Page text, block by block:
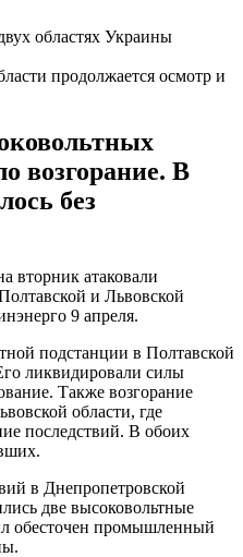
продолжается осмотр и
возгорание. В
без
вторник атаковали
и Львовской
9 апреля.
подстанции в Полтавской
ликвидировали силы
Также возгорание
области, где
последствий. В обоих
в Днепропетровской
две высоковольтные
обесточен промышленный